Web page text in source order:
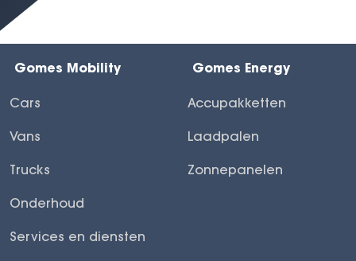
Gomes Mobility
Cars
Vans
Trucks
Onderhoud
Services en diensten
Gomes Energy
Accupakketten
Laadpalen
Zonnepanelen